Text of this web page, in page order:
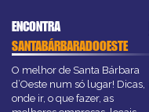
ENCONTRA
SANTABÁRBARADOOESTE
O melhor de Santa Bárbara
d’Oeste num só lugar! Dicas,
onde ir, o que fazer, as